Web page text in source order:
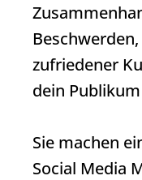
zufriedener
dein
Sie machen
Social Media